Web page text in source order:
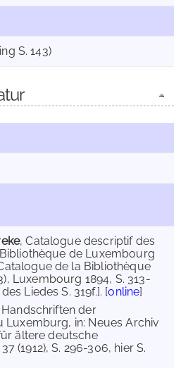
S. 143)
, Catalogue descriptif des
de Luxembourg
de la Biblio­thèque
Luxembourg 1894, S. 313-
Liedes S. 319f.]. [online]
Handschriften der
Luxemburg, in: Neues Archiv
ältere deutsche
(1912), S. 296-306, hier S.